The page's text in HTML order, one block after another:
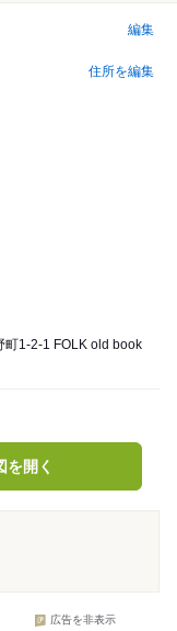
編集
住所を編集
町1-2-1 FOLK old book
を開く
広告を非表示